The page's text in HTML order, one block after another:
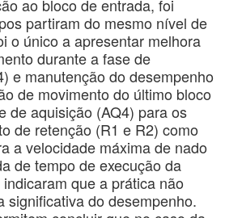
ao bloco de entrada, foi
partiram do mesmo nível de
o único a apresentar melhora
durante a fase de
e manutenção do desempenho
de movimento do último bloco
de aquisição (AQ4) para os
de retenção (R1 e R2) como
a velocidade máxima de nado
de tempo de execução da
que a prática não
significativa do desempenho.